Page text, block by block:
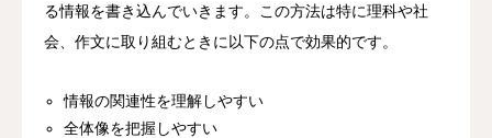
る情報を書き込んでいきます。この方法は特に理科や社
会、作文に取り組むときに以下の点で効果的です。
情報の関連性を理解しやすい
全体像を把握しやすい